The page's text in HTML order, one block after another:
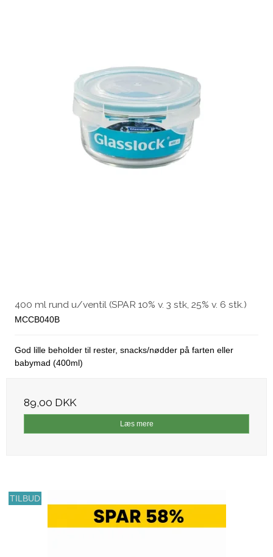
400 ml rund u/ventil (SPAR 10% v. 3 stk, 25% v. 6 stk.)
MCCB040B
God lille beholder til rester, snacks/nødder på farten eller
babymad (400ml)
89,00 DKK
Læs mere
TILBUD